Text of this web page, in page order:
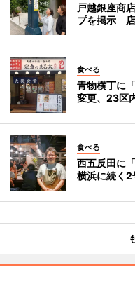
戸越銀座商
プを掲示
食べる
青物横丁に
変更、23区
食べる
西五反田に
横浜に続く2